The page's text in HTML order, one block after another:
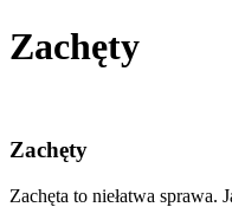
Zachęty
Zachęty
Zachęta to niełatwa sprawa.